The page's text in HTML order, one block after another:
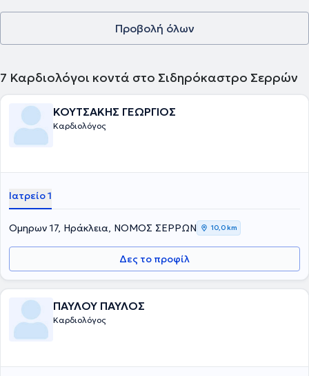
Προβολή όλων
7 Καρδιολόγοι κοντά στο Σιδηρόκαστρο Σερρών
ΚΟΥΤΣΑΚΗΣ ΓΕΩΡΓΙΟΣ
Καρδιολόγος
Ιατρείο 1
Ομηρων 17, Ηράκλεια, ΝΟΜΟΣ ΣΕΡΡΩΝ 10,0 km
Δες το προφίλ
ΠΑΥΛΟΥ ΠΑΥΛΟΣ
Καρδιολόγος